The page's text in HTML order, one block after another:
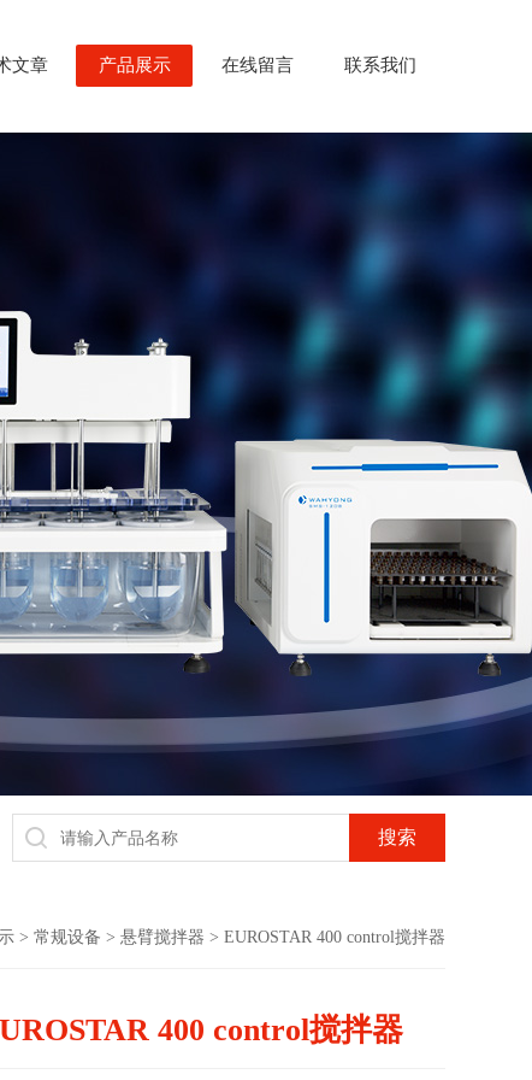
文章 产品展示 在线留言 联系我们
> 常规设备 > 悬臂搅拌器 > EUROSTAR 400 control搅拌器
400 control搅拌器